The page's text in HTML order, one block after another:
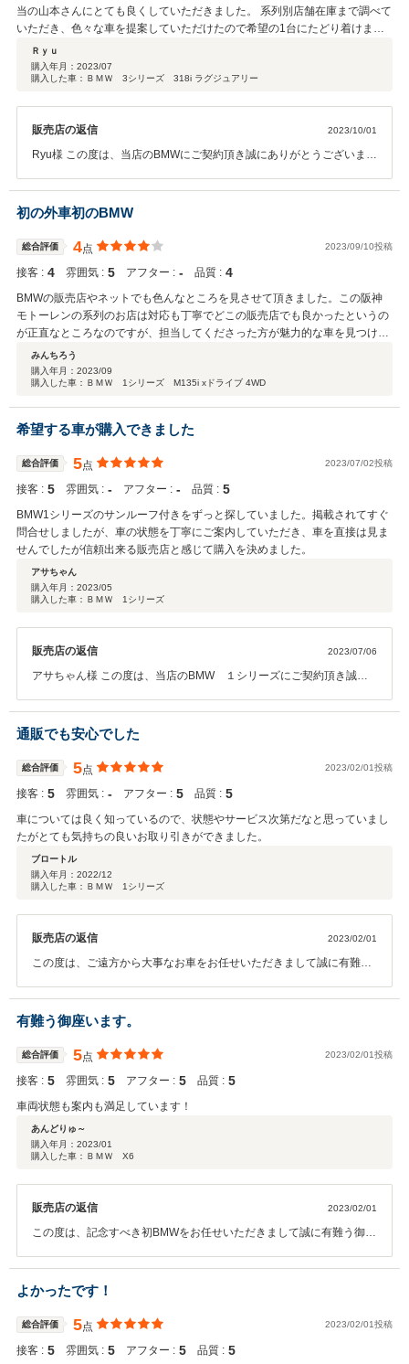
当の山本さんにとても良くしていただきました。 系列別店舗在庫まで調べて
いただき、色々な車を提案していただけたので希望の1台にたどり着けまし
た。 周りの人から新車と間違われるくらいに綺麗な状態で納車できたので大
変感謝しております！ 塗装のコーティングも素晴らしく、やって良かったと
思います！ 大切に乗っていきたいと思います！ これからもよろしくお願い
Ｒｙｕ
購入年月： 2023/07
購入した車：ＢＭＷ 3シリーズ 318i ラグジュアリー
販売店の返信 2023/10/01
Ryu様 この度は、当店のBMWにご契約頂き誠にありがとうございまし
が頂ける希望のお車をご納車でき大変嬉しく思います。 今後もRyu様
のカーライフをサポートできるように精一杯努めさせて頂きます。 今
初の外車初のBMW
総合評価 4点 2023/09/10投稿
接客 : 4 雰囲気 : 5 アフター : ‐ 品質 : 4
BMWの販売店やネットでも色んなところを見させて頂きました。この阪神
モトーレンの系列のお店は対応も丁寧でどこの販売店でも良かったというの
が正直なところなのですが、担当してくださった方が魅力的な車を見つけ出
してくださり、また丁寧に扱ってくださって本当に嬉しかったです。このお
店は海に面しているのでドライブの途中でもふらっと寄ってみるのも良いか
も知れません。
みんちろう
購入年月： 2023/09
購入した車：ＢＭＷ 1シリーズ M135i xドライブ 4WD
希望する車が購入できました
総合評価 5点 2023/07/02投稿
接客 : 5 雰囲気 : ‐ アフター : ‐ 品質 : 5
BMW1シリーズのサンルーフ付きをずっと探していました。掲載されてすぐ
問合せしましたが、車の状態を丁寧にご案内していただき、車を直接は見ま
せんでしたが信頼出来る販売店と感じて購入を決めました。
アサちゃん
購入年月： 2023/05
購入した車：ＢＭＷ 1シリーズ
販売店の返信 2023/07/06
アサちゃん様 この度は、当店のBMW １シリーズにご契約頂き誠に
うございます。 今後もアサちゃん様のカーライフもサポートさせて頂
ければと思いますので 今後ともどうぞ宜しくお願いいたします。
通販でも安心でした
総合評価 5点 2023/02/01投稿
接客 : 5 雰囲気 : ‐ アフター : 5 品質 : 5
車については良く知っているので、状態やサービス次第だなと思っていまし
たがとても気持ちの良いお取り引きができました。
ブロートル
購入年月： 2022/12
購入した車：ＢＭＷ 1シリーズ
販売店の返信 2023/02/01
この度は、ご遠方から大事なお車をお任せいただきまして誠に有難う
ので(^^)今後ともどうぞ宜しくお願い申し上げます。 大阪ベイ 長島
有難う御座います。
総合評価 5点 2023/02/01投稿
接客 : 5 雰囲気 : 5 アフター : 5 品質 : 5
車両状態も案内も満足しています！
あんどりゅ～
購入年月： 2023/01
購入した車：ＢＭＷ X6
販売店の返信 2023/02/01
この度は、記念すべき初BMWをお任せいただきまして誠に有難う御座
さいませ。今後ともどうぞ宜しくお願い申し上げます。 大阪ベイ 長島
よかったです！
総合評価 5点 2023/02/01投稿
接客 : 5 雰囲気 : 5 アフター : 5 品質 : 5